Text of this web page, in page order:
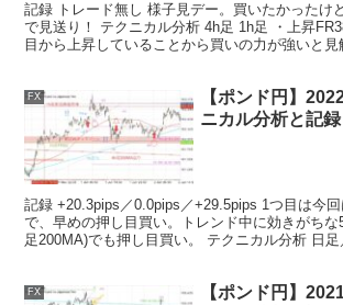
記録 トレード無し 様子見デー。買いたかったけ
で見送り！ テクニカル分析 4h足 1h足 ・上昇
目から上昇していることから買いの力が強いと見
FX
【ポンド円】
ニカル分析と記録
記録 +20.3pips／0.0pips／+29.5pips 1つ目は今
で、早めの押し目買い。トレンド中に効きがちな
足200MA)でも押し目買い。 テクニカル分析 日足
FX
【ポンド円】